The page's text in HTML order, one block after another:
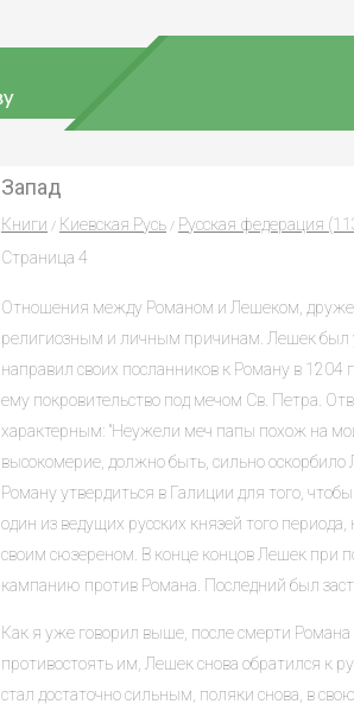
Запад
Книги / Киевская Русь / Русская федерация
Страница 4
Отношения между Романом и Лешеком,
религиозным и личным причинам. Лешек был
направил своих посланников к Роману в
ему покровительство под мечом Св. Петра.
характерным: "Неужели меч папы похож на
высокомерие, должно быть, сильно
Роману утвердиться в Галиции для того,
один из ведущих русских князей того
своим сюзереном. В конце концов Лешек при
кампанию против Романа. Последний был
Как я уже говорил выше, после смерти
противостоять им, Лешек снова обратился к
стал достаточно сильным, поляки снова, в